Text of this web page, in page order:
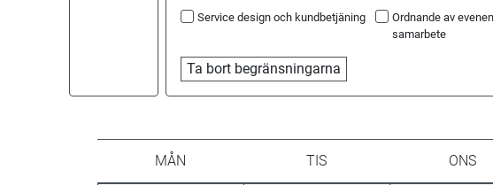
Service design och kundbetjäning
Ordnande av
samarbete
MÅN TIS ONS